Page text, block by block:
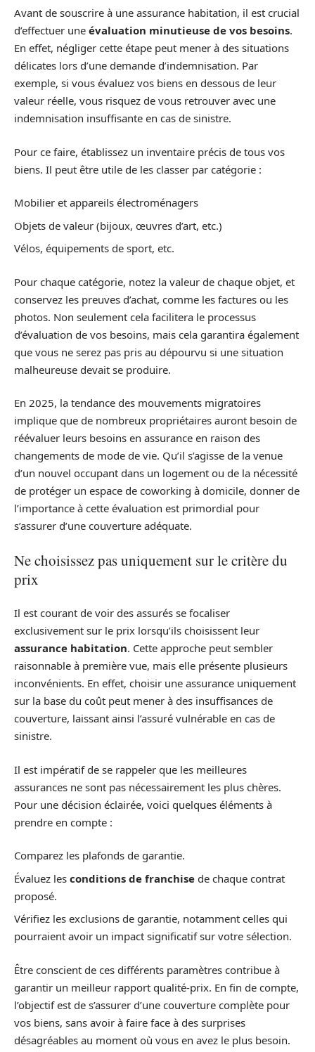
Avant de souscrire à une assurance habitation, il est crucial
d’effectuer une évaluation minutieuse de vos besoins.
En effet, négliger cette étape peut mener à des situations
délicates lors d’une demande d’indemnisation. Par
exemple, si vous évaluez vos biens en dessous de leur
valeur réelle, vous risquez de vous retrouver avec une
indemnisation insuffisante en cas de sinistre.
Pour ce faire, établissez un inventaire précis de tous vos
biens. Il peut être utile de les classer par catégorie :
Mobilier et appareils électroménagers
Objets de valeur (bijoux, œuvres d’art, etc.)
Vélos, équipements de sport, etc.
Pour chaque catégorie, notez la valeur de chaque objet, et
conservez les preuves d’achat, comme les factures ou les
photos. Non seulement cela facilitera le processus
d’évaluation de vos besoins, mais cela garantira également
que vous ne serez pas pris au dépourvu si une situation
malheureuse devait se produire.
En 2025, la tendance des mouvements migratoires
implique que de nombreux propriétaires auront besoin de
réévaluer leurs besoins en assurance en raison des
changements de mode de vie. Qu’il s’agisse de la venue
d’un nouvel occupant dans un logement ou de la nécessité
de protéger un espace de coworking à domicile, donner de
l’importance à cette évaluation est primordial pour
s’assurer d’une couverture adéquate.
Ne choisissez pas uniquement sur le critère du
prix
Il est courant de voir des assurés se focaliser
exclusivement sur le prix lorsqu’ils choisissent leur
assurance habitation. Cette approche peut sembler
raisonnable à première vue, mais elle présente plusieurs
inconvénients. En effet, choisir une assurance uniquement
sur la base du coût peut mener à des insuffisances de
couverture, laissant ainsi l’assuré vulnérable en cas de
sinistre.
Il est impératif de se rappeler que les meilleures
assurances ne sont pas nécessairement les plus chères.
Pour une décision éclairée, voici quelques éléments à
prendre en compte :
Comparez les plafonds de garantie.
Évaluez les conditions de franchise de chaque contrat
proposé.
Vérifiez les exclusions de garantie, notamment celles qui
pourraient avoir un impact significatif sur votre sélection.
Être conscient de ces différents paramètres contribue à
garantir un meilleur rapport qualité-prix. En fin de compte,
l’objectif est de s’assurer d’une couverture complète pour
vos biens, sans avoir à faire face à des surprises
désagréables au moment où vous en avez le plus besoin.